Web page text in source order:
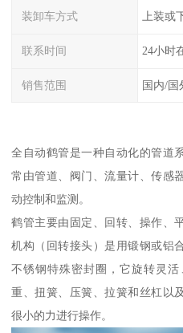
装卸车方式 上装或
联系时间 24小时
销售范围 国内/国
全自动鹤管是一种自动化的管道
常由管道、阀门、流量计、传感
动控制和监测。
鹤管主要由固定、回转、操作、
机构（回转接头）是用锻钢或铝
不锈钢特殊密封圈，它旋转灵
重、扭簧、压簧、拉簧和丝杠以
很小的力进行操作。